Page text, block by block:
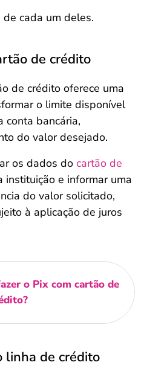
cada um deles.
de crédito
de crédito oferece uma
o limite disponível
conta bancária,
do valor desejado.
os dados do cartão de
instituição e informar uma
do valor solicitado,
à aplicação de juros
o Pix com cartão de
linha de crédito